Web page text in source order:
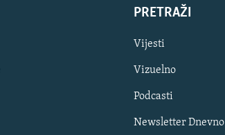
PRETRAŽI
Vijesti
Vizuelno
Podcasti
Newsletter Dnevno